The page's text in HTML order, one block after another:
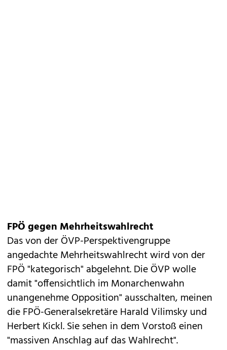
FPÖ gegen Mehrheitswahlrecht
Das von der ÖVP-Perspektivengruppe
angedachte Mehrheitswahlrecht wird von der
FPÖ "kategorisch" abgelehnt. Die ÖVP wolle
damit "offensichtlich im Monarchenwahn
unangenehme Opposition" ausschalten, meinen
die FPÖ-Generalsekretäre Harald Vilimsky und
Herbert Kickl. Sie sehen in dem Vorstoß einen
"massiven Anschlag auf das Wahlrecht".